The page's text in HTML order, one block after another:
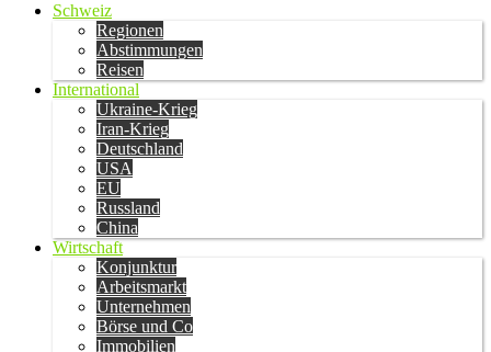
Schweiz
Regionen
Abstimmungen
Reisen
International
Ukraine-Krieg
Iran-Krieg
Deutschland
USA
EU
Russland
China
Wirtschaft
Konjunktur
Arbeitsmarkt
Unternehmen
Börse und Co
Immobilien